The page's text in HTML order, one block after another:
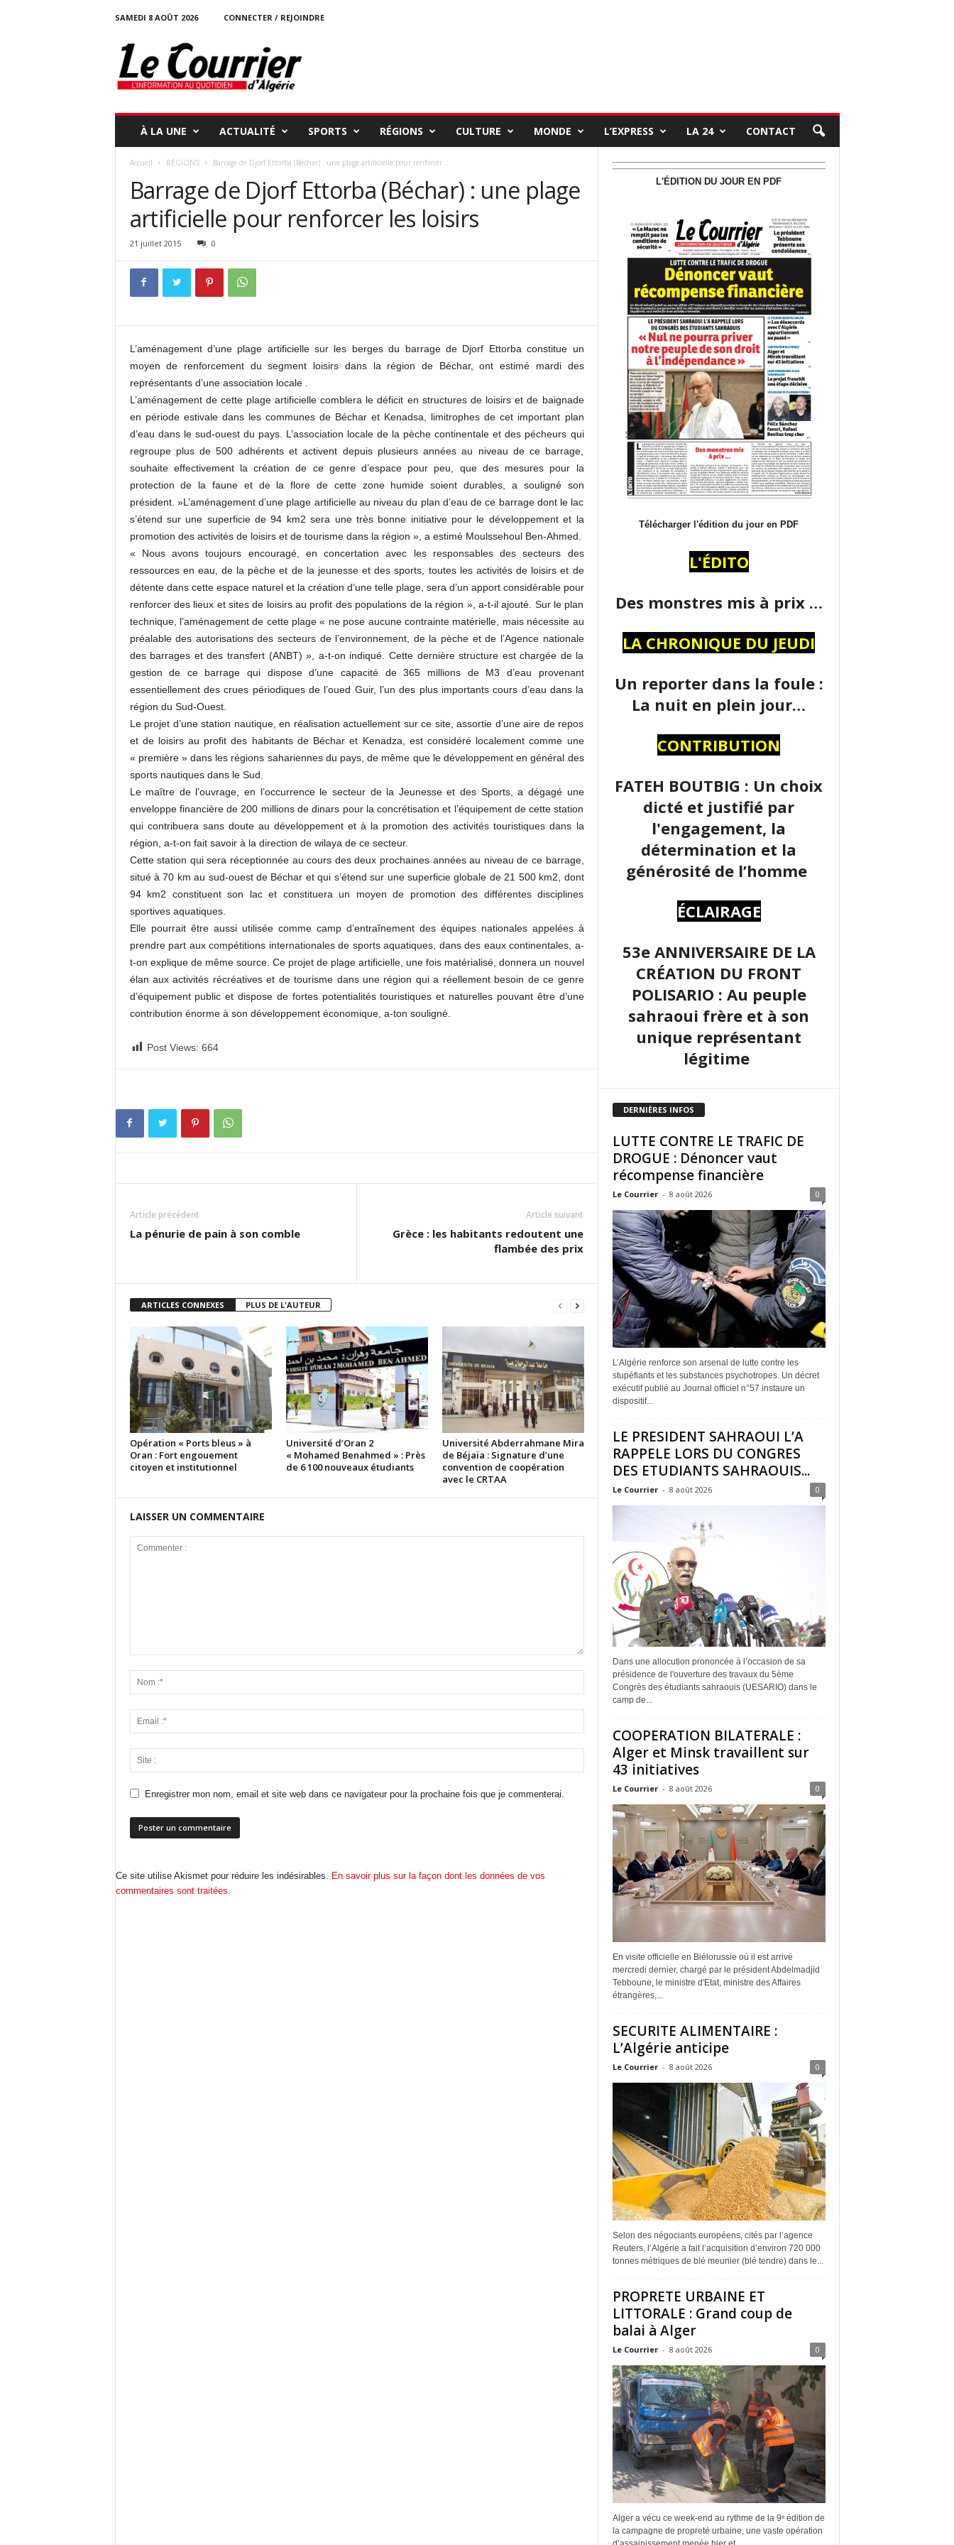
SAMEDI 8 AOÛT 2026
CONNECTER / REJOINDRE
o
u
À LA UNE ACTUALITÉ SPORTS RÉGIONS CULTURE MONDE L’EXPRESS LA 24 CONTACT
Accueil RÉGIONS Barrage de Djorf Ettorba (Béchar) : une plage artificielle pour renforcer...
Barrage de Djorf Ettorba (Béchar) : une plage
artificielle pour renforcer les loisirs
21 juillet 2015 0
L’aménagement d’une plage artificielle sur les berges du barrage de Djorf Ettorba constitue un
moyen de renforcement du segment loisirs dans la région de Béchar, ont estimé mardi des
représentants d’une association locale .
L’aménagement de cette plage artificielle comblera le déficit en structures de loisirs et de baignade
en période estivale dans les communes de Béchar et Kenadsa, limitrophes de cet important plan
d’eau dans le sud-ouest du pays. L’association locale de la pèche continentale et des pécheurs qui
regroupe plus de 500 adhérents et activent depuis plusieurs années au niveau de ce barrage,
souhaite effectivement la création de ce genre d’espace pour peu, que des mesures pour la
protection de la faune et de la flore de cette zone humide soient durables, a souligné son
président. »L’aménagement d’une plage artificielle au niveau du plan d’eau de ce barrage dont le lac
s’étend sur une superficie de 94 km2 sera une très bonne initiative pour le développement et la
promotion des activités de loisirs et de tourisme dans la région », a estimé Moulssehoul Ben-Ahmed.
« Nous avons toujours encouragé, en concertation avec les responsables des secteurs des
ressources en eau, de la pèche et de la jeunesse et des sports, toutes les activités de loisirs et de
détente dans cette espace naturel et la création d’une telle plage, sera d’un apport considérable pour
renforcer des lieux et sites de loisirs au profit des populations de la région », a-t-il ajouté. Sur le plan
technique, l’aménagement de cette plage « ne pose aucune contrainte matérielle, mais nécessite au
préalable des autorisations des secteurs de l’environnement, de la pèche et de l’Agence nationale
des barrages et des transfert (ANBT) », a-t-on indiqué. Cette dernière structure est chargée de la
gestion de ce barrage qui dispose d’une capacité de 365 millions de M3 d’eau provenant
essentiellement des crues périodiques de l’oued Guir, l’un des plus importants cours d’eau dans la
région du Sud-Ouest.
Le projet d’une station nautique, en réalisation actuellement sur ce site, assortie d’une aire de repos
et de loisirs au profit des habitants de Béchar et Kenadza, est considéré localement comme une
« première » dans les régions sahariennes du pays, de même que le développement en général des
sports nautiques dans le Sud.
Le maître de l’ouvrage, en l’occurrence le secteur de la Jeunesse et des Sports, a dégagé une
enveloppe financière de 200 millions de dinars pour la concrétisation et l’équipement de cette station
qui contribuera sans doute au développement et à la promotion des activités touristiques dans la
région, a-t-on fait savoir à la direction de wilaya de ce secteur.
Cette station qui sera réceptionnée au cours des deux prochaines années au niveau de ce barrage,
situé à 70 km au sud-ouest de Béchar et qui s’étend sur une superficie globale de 21 500 km2, dont
94 km2 constituent son lac et constituera un moyen de promotion des différentes disciplines
sportives aquatiques.
Elle pourrait être aussi utilisée comme camp d’entraînement des équipes nationales appelées à
prendre part aux compétitions internationales de sports aquatiques, dans des eaux continentales, a-
t-on explique de même source. Ce projet de plage artificielle, une fois matérialisé, donnera un nouvel
élan aux activités récréatives et de tourisme dans une région qui a réellement besoin de ce genre
d’équipement public et dispose de fortes potentialités touristiques et naturelles pouvant être d’une
contribution énorme à son développement économique, a-ton souligné.
Post Views: 664
Article précédent
La pénurie de pain à son comble
Article suivant
Grèce : les habitants redoutent une
flambée des prix
ARTICLES CONNEXES PLUS DE L'AUTEUR
Opération « Ports bleus » à
Oran : Fort engouement
citoyen et institutionnel
Université d’Oran 2
« Mohamed Benahmed » : Près
de 6 100 nouveaux étudiants
Université Abderrahmane Mira
de Béjaïa : Signature d’une
convention de coopération
avec le CRTAA
LAISSER UN COMMENTAIRE
Enregistrer mon nom, email et site web dans ce navigateur pour la prochaine fois que je commenterai.
Ce site utilise Akismet pour réduire les indésirables. En savoir plus sur la façon dont les données de vos
commentaires sont traitées.
L'ÉDITION DU JOUR EN PDF
Télécharger l'édition du jour en PDF
L'ÉDITO
Des monstres mis à prix …
LA CHRONIQUE DU JEUDI
Un reporter dans la foule :
La nuit en plein jour…
CONTRIBUTION
FATEH BOUTBIG : Un choix
dicté et justifié par
l'engagement, la
détermination et la
générosité de l’homme
ÉCLAIRAGE
53e ANNIVERSAIRE DE LA
CRÉATION DU FRONT
POLISARIO : Au peuple
sahraoui frère et à son
unique représentant
légitime
DERNIÈRES INFOS
LUTTE CONTRE LE TRAFIC DE
DROGUE : Dénoncer vaut
récompense financière
Le Courrier - 8 août 2026 0
L’Algérie renforce son arsenal de lutte contre les
stupéfiants et les substances psychotropes. Un décret
exécutif publié au Journal officiel n°57 instaure un
dispositif...
LE PRESIDENT SAHRAOUI L’A
RAPPELE LORS DU CONGRES
DES ETUDIANTS SAHRAOUIS...
Le Courrier - 8 août 2026 0
Dans une allocution prononcée à l’occasion de sa
présidence de l'ouverture des travaux du 5ème
Congrès des étudiants sahraouis (UESARIO) dans le
camp de...
COOPERATION BILATERALE :
Alger et Minsk travaillent sur
43 initiatives
Le Courrier - 8 août 2026 0
En visite officielle en Biélorussie où il est arrivé
mercredi dernier, chargé par le président Abdelmadjid
Tebboune, le ministre d'Etat, ministre des Affaires
étrangères,...
SECURITE ALIMENTAIRE :
L’Algérie anticipe
Le Courrier - 8 août 2026 0
Selon des négociants européens, cités par l’agence
Reuters, l’Algérie a fait l’acquisition d’environ 720 000
tonnes métriques de blé meunier (blé tendre) dans le...
PROPRETE URBAINE ET
LITTORALE : Grand coup de
balai à Alger
Le Courrier - 8 août 2026 0
Alger a vécu ce week-end au rythme de la 9ᵉ édition de
la campagne de propreté urbaine, une vaste opération